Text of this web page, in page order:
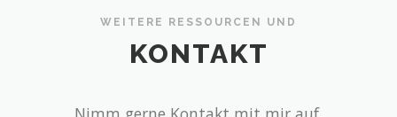
WEITERE RESSOURCEN UND
KONTAKT